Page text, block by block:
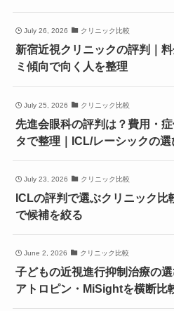
July 26, 2026 クリニック比較
新宿近視クリニックの評判｜
ミ傾向で向く人を整理
July 25, 2026 クリニック比較
先進会眼科の評判は？費用・
タで整理｜ICL/レーシックの選
July 23, 2026 クリニック比較
ICLの評判で選ぶクリニック比
で候補を絞る
June 2, 2026 クリニック比較
子どもの近視進行抑制治療の
アトロピン・MiSightを横断比